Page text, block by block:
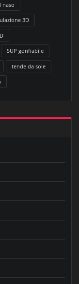
naso
3D
SUP gonfiabile
tende da sole